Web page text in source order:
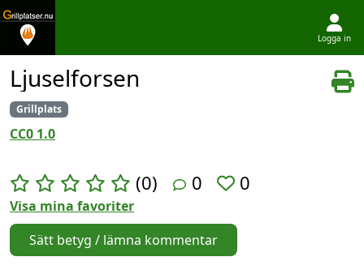
Logga in
Ljuselforsen
Grillplats
CC0 1.0
(0) 0 0
Visa mina favoriter
Sätt betyg / lämna kommentar